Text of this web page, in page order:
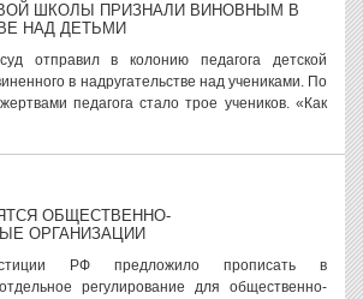
ШКОЛЫ ПРИЗНАЛИ ВИНОВНЫМ В
НАД ДЕТЬМИ
отправил в колонию педагога детской
в надругательстве над учениками. По
педагога стало трое учеников. «Как
ОБЩЕСТВЕННО-
ОРГАНИЗАЦИИ
РФ предложило прописать в
регулирование для общественно-